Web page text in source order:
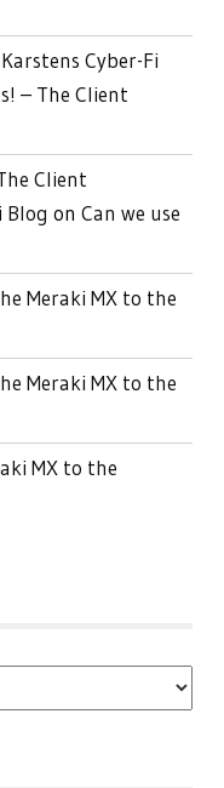
Cyber-Fi
– The Client
Client
Blog on Can we use
Meraki MX to the
Meraki MX to the
MX to the